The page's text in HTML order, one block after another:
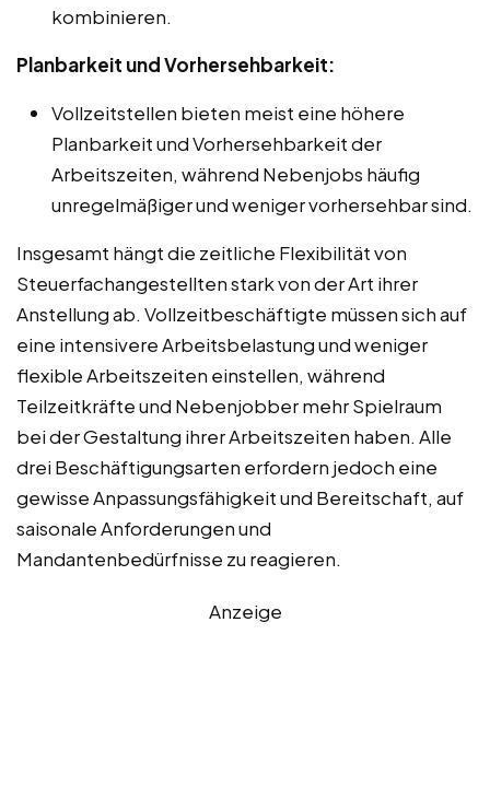
kombinieren.
Planbarkeit und Vorhersehbarkeit:
Vollzeitstellen bieten meist eine höhere
Planbarkeit und Vorhersehbarkeit der
Arbeitszeiten, während Nebenjobs häufig
unregelmäßiger und weniger vorhersehbar sind.
Insgesamt hängt die zeitliche Flexibilität von
Steuerfachangestellten stark von der Art ihrer
Anstellung ab. Vollzeitbeschäftigte müssen sich auf
eine intensivere Arbeitsbelastung und weniger
flexible Arbeitszeiten einstellen, während
Teilzeitkräfte und Nebenjobber mehr Spielraum
bei der Gestaltung ihrer Arbeitszeiten haben. Alle
drei Beschäftigungsarten erfordern jedoch eine
gewisse Anpassungsfähigkeit und Bereitschaft, auf
saisonale Anforderungen und
Mandantenbedürfnisse zu reagieren.
Anzeige